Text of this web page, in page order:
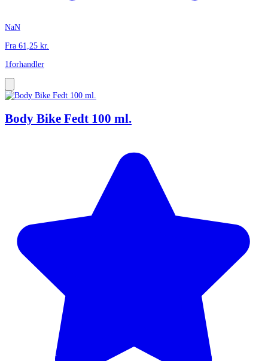
NaN
Fra 61,25 kr.
1 forhandler
Body Bike Fedt 100 ml.